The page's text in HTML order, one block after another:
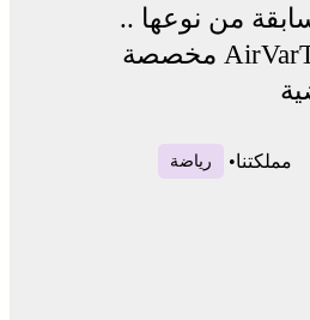
من نوعها ..
إطلاق منصة AirVarTV مخصصة
مملكتنا• رياضة